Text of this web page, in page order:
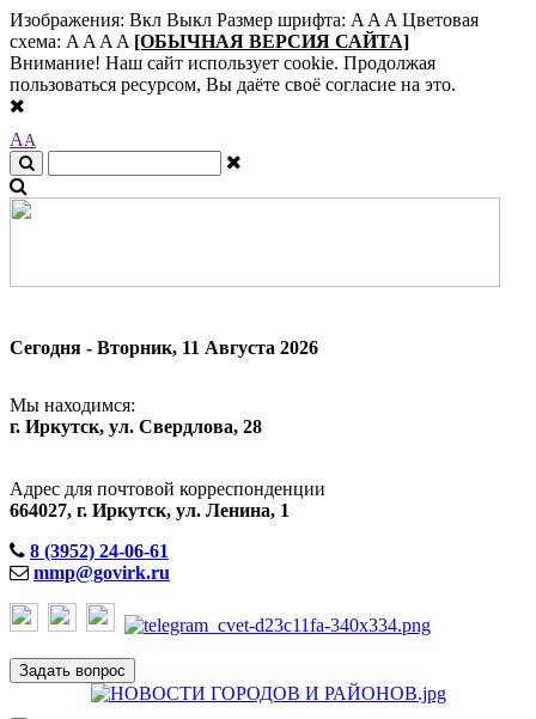
Изображения: Вкл Выкл Размер шрифта: A A A Цветовая
схема: A A A A [ОБЫЧНАЯ ВЕРСИЯ САЙТА]
Внимание! Наш сайт использует cookie. Продолжая
пользоваться ресурсом, Вы даёте своё согласие на это.
AA
Сегодня - Вторник, 11 Августа 2026
Мы находимся:
г. Иркутск, ул. Свердлова, 28
Адрес для почтовой корреспонденции
664027, г. Иркутск, ул. Ленина, 1
8 (3952) 24-06-61
mmp@govirk.ru
Задать вопрос